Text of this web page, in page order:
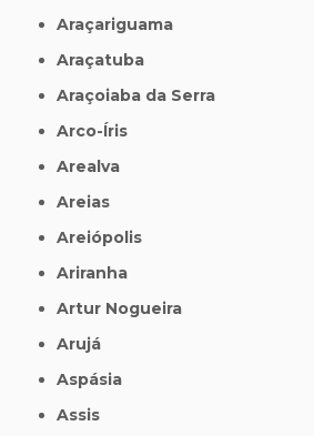
Araçariguama
Araçatuba
Araçoiaba da Serra
Arco-Íris
Arealva
Areias
Areiópolis
Ariranha
Artur Nogueira
Arujá
Aspásia
Assis